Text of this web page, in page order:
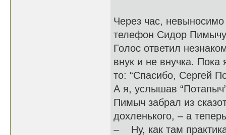
Через час,
телефон Сидор
Голос ответил
внук и не внучка. Пока
то: “Спасибо, Сергей
А я, услышав
Пимыч забрал из
дохленького, – а
– Ну, как там